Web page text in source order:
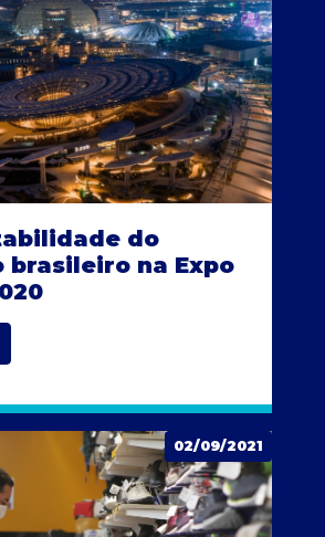
do
brasileiro na Expo
02/09/2021